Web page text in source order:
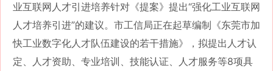
业互联网人才引进培养针对《提案》提出“强化工业互联网
人才培养引进”的建议。市工信局正在起草编制《东莞市加
快工业数字化人才队伍建设的若干措施》，拟提出人才认
定、人才资助、专业培训、技能认证、人才服务等8项具